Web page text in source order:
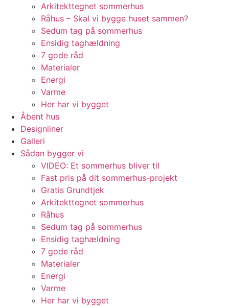
Arkitekttegnet sommerhus
Råhus – Skal vi bygge huset sammen?
Sedum tag på sommerhus
Ensidig taghældning
7 gode råd
Materialer
Energi
Varme
Her har vi bygget
Åbent hus
Designliner
Galleri
Sådan bygger vi
VIDEO: Et sommerhus bliver til
Fast pris på dit sommerhus-projekt
Gratis Grundtjek
Arkitekttegnet sommerhus
Råhus
Sedum tag på sommerhus
Ensidig taghældning
7 gode råd
Materialer
Energi
Varme
Her har vi bygget